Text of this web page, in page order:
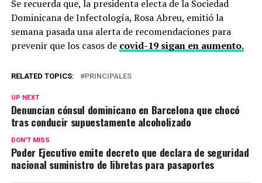
Se recuerda que, la presidenta electa de la Sociedad
Dominicana de Infectología, Rosa Abreu, emitió la
semana pasada una alerta de recomendaciones para
prevenir que los casos de covid-19 sigan en aumento.
RELATED TOPICS: PRINCIPALES
UP NEXT
Denuncian cónsul dominicano en Barcelona que chocó
tras conducir supuestamente alcoholizado
DON'T MISS
Poder Ejecutivo emite decreto que declara de seguridad
nacional suministro de libretas para pasaportes